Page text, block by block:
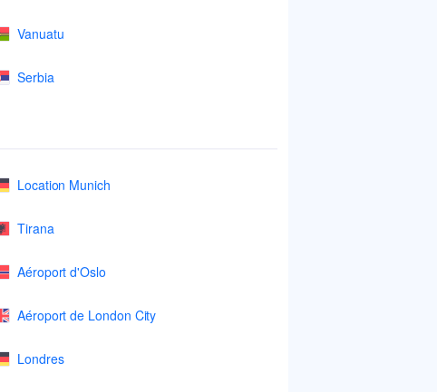
Vanuatu
Serbia
Location Munich
Tirana
Aéroport d'Oslo
Aéroport de London City
Londres